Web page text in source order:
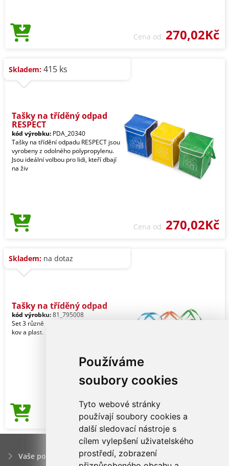
Používáme
soubory cookies
Tyto webové stránky
používají soubory cookies a
další sledovací nástroje s
cílem vylepšení uživatelského
prostředí, zobrazení
Cena od 270,02Kč
Skladem: 415 ks
Tašky na tříděný odpad
RESPECT
kód výrobku: PDA_20340
Tašky na třídění odpadu RESPECT jsou
vyrobeny z odolného polypropylenu.
Jsou ideální volbou pro lidi, kteří dbají
na živ
Cena od 270,02Kč
Skladem: na dotaz
Tašky na tříděný odpad
kód výrobku:81_795008
Set 3 různě barevných tašek na papír,
kov a plast.
Cena od187,40Kč
Vaše poptávka